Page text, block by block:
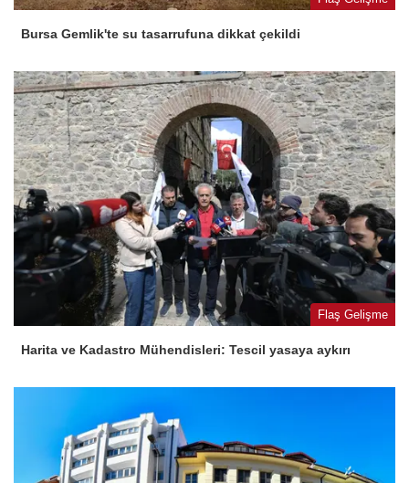
Bursa Gemlik'te su tasarrufuna dikkat çekildi
Flaş Gelişme
Harita ve Kadastro Mühendisleri: Tescil yasaya aykırı